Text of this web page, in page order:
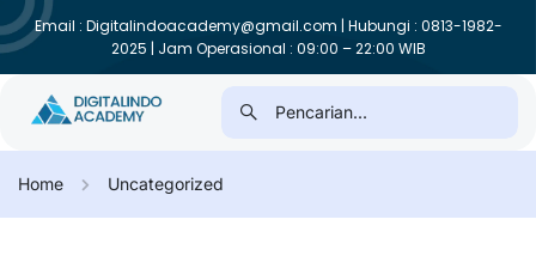
Email : Digitalindoacademy@gmail.com | Hubungi : 0813-1982-
2025 | Jam Operasional : 09:00 – 22:00 WIB
Home Uncategorized